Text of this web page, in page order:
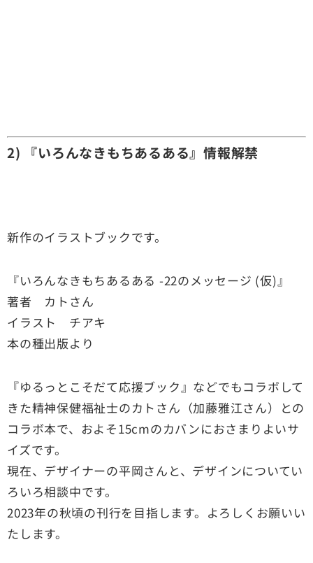
2) 『いろんなきもちあるある』情報解禁
新作のイラストブックです。
『いろんなきもちあるある -22のメッセージ (仮)』
著者 カトさん
イラスト チアキ
本の種出版より
『ゆるっとこそだて応援ブック』などでもコラボして
きた精神保健福祉士のカトさん（加藤雅江さん）との
コラボ本で、およそ15cmのカバンにおさまりよいサ
イズです。
現在、デザイナーの平岡さんと、デザインについてい
ろいろ相談中です。
2023年の秋頃の刊行を目指します。よろしくお願いい
たします。